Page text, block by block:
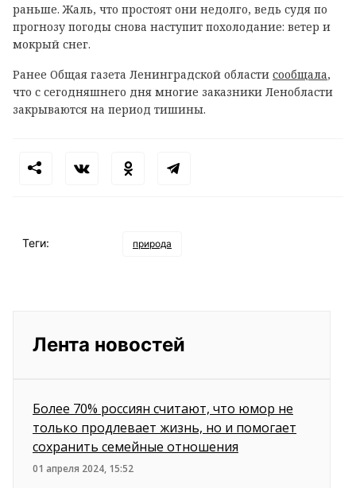
раньше. Жаль, что простоят они недолго, ведь судя по
прогнозу погоды снова наступит похолодание: ветер и
мокрый снег.
Ранее Общая газета Ленинградской области сообщала,
что с сегодняшнего дня многие заказники Ленобласти
закрываются на период тишины.
Теги: природа
Лента новостей
Более 70% россиян считают, что юмор не
только продлевает жизнь, но и помогает
сохранить семейные отношения
01 апреля 2024, 15:52